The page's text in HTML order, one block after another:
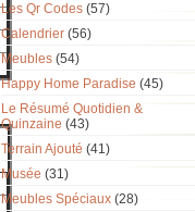
Les Qr Codes (57)
Calendrier (56)
Meubles (54)
Happy Home Paradise (45)
Le Résumé Quotidien &
Quinzaine (43)
Terrain Ajouté (41)
Musée (31)
Meubles Spéciaux (28)